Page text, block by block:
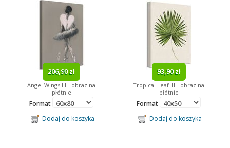
206,90 zł
Angel Wings III - obraz na
płótnie
Format
Dodaj do koszyka
93,90 zł
Tropical Leaf III - obraz na
płótnie
Format
Dodaj do koszyka